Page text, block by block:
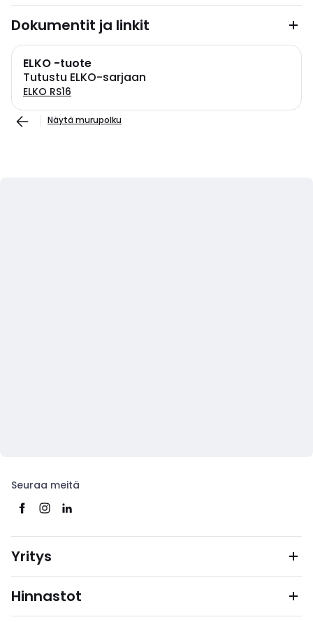
Dokumentit ja linkit
ELKO -tuote
Tutustu ELKO-sarjaan
ELKO RS16
Näytä murupolku
Seuraa meitä
Yritys
Hinnastot